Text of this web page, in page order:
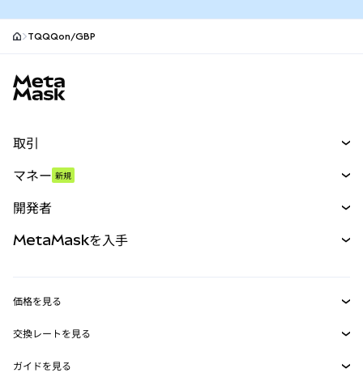
TQQQon/GBP
取引
パーペチュアル
RWA
マネー 新規
開発者
MetaMask Connect
Snaps
MetaMaskを入手
価格を見る
イーサリアムの価格
Solanaの価格
交換レートを見る
ガイドを見る